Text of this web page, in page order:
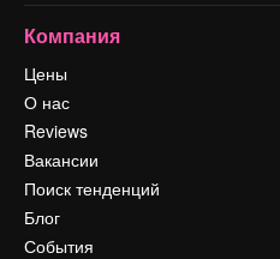
Компания
Цены
О нас
Reviews
Вакансии
Поиск тенденций
Блог
События